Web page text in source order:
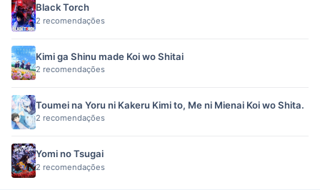
Black Torch
2 recomendações
Kimi ga Shinu made Koi wo Shitai
2 recomendações
Toumei na Yoru ni Kakeru Kimi to, Me ni Mienai Koi wo Shita.
2 recomendações
Yomi no Tsugai
2 recomendações